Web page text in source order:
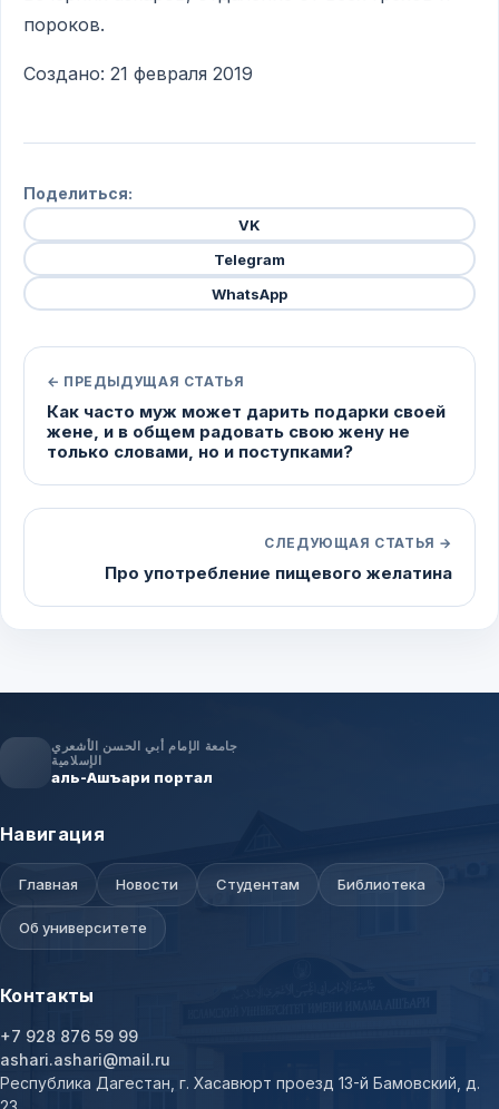
пороков.
Создано: 21 февраля 2019
Поделиться:
VK
Telegram
WhatsApp
← ПРЕДЫДУЩАЯ СТАТЬЯ
Как часто муж может дарить подарки своей
жене, и в общем радовать свою жену не
только словами, но и поступками?
СЛЕДУЮЩАЯ СТАТЬЯ →
Про употребление пищевого желатина
جامعة الإمام أبي الحسن الأشعري
الإسلامية
аль-Ашъари портал
Навигация
Главная Новости Студентам Библиотека
Об университете
Контакты
+7 928 876 59 99
ashari.ashari@mail.ru
Республика Дагестан, г. Хасавюрт проезд 13-й Бамовский, д.